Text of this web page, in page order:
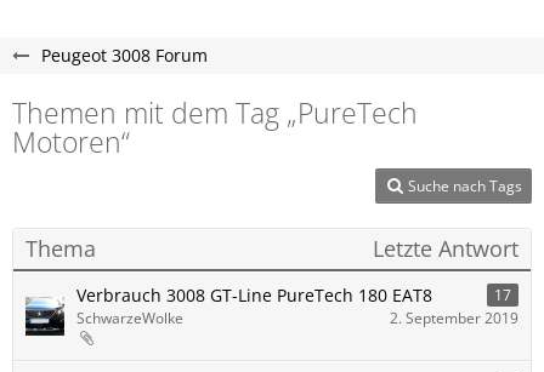
Peugeot 3008 Forum
Themen mit dem Tag „PureTech
Motoren“
Suche nach Tags
Thema Letzte Antwort
Verbrauch 3008 GT-Line PureTech 180 EAT8
17
SchwarzeWolke
2. September 2019